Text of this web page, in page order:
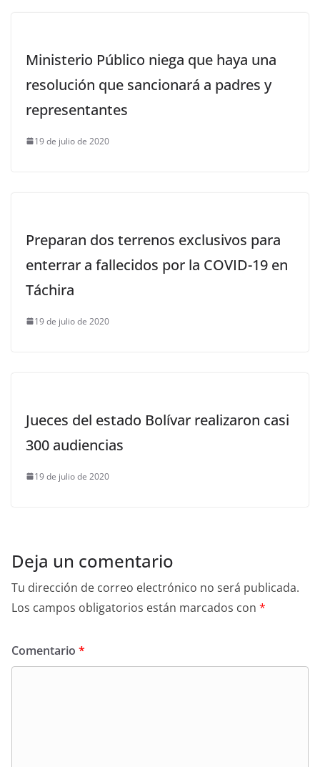
Ministerio Público niega que haya una
resolución que sancionará a padres y
representantes
19 de julio de 2020
Preparan dos terrenos exclusivos para
enterrar a fallecidos por la COVID-19 en
Táchira
19 de julio de 2020
Jueces del estado Bolívar realizaron casi
300 audiencias
19 de julio de 2020
Deja un comentario
Tu dirección de correo electrónico no será publicada.
Los campos obligatorios están marcados con *
Comentario *